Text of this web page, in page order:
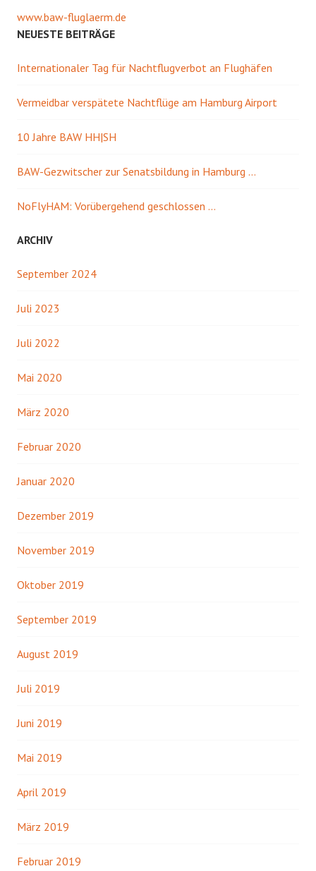
www.baw-fluglaerm.de
NEUESTE BEITRÄGE
Internationaler Tag für Nachtflugverbot an Flughäfen
Vermeidbar verspätete Nachtflüge am Hamburg Airport
10 Jahre BAW HH|SH
BAW-Gezwitscher zur Senatsbildung in Hamburg …
NoFlyHAM: Vorübergehend geschlossen …
ARCHIV
September 2024
Juli 2023
Juli 2022
Mai 2020
März 2020
Februar 2020
Januar 2020
Dezember 2019
November 2019
Oktober 2019
September 2019
August 2019
Juli 2019
Juni 2019
Mai 2019
April 2019
März 2019
Februar 2019